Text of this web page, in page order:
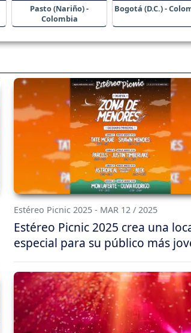
Pasto (Nariño) -
Colombia
Bogotá (D.C.) -
Estéreo Picnic 2025 - MAR 12 / 2025
Estéreo Picnic 2025 crea una
especial para su público más